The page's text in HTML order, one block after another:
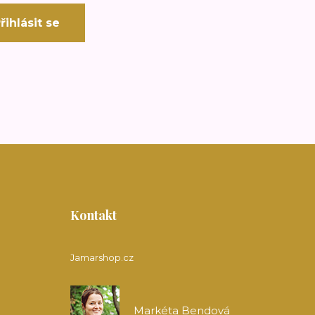
se
Kontakt
Jamarshop.cz
Markéta Bendová